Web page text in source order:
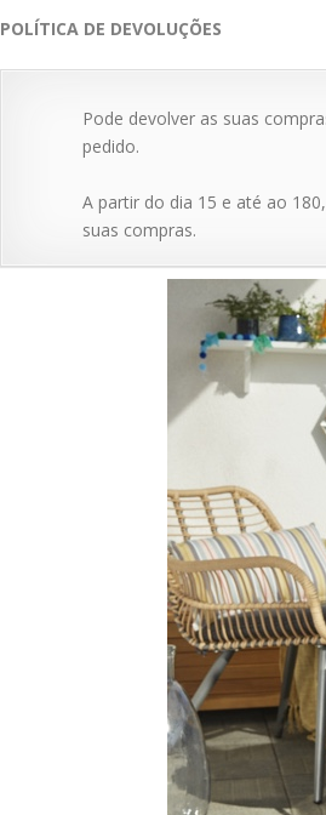
POLÍTICA DE DEVOLUÇÕES
Pode devolver as suas
pedido.
A partir do dia 15 e até ao
suas compras.